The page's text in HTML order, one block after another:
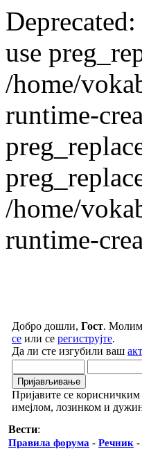
use
/home/
runtime-
/home/
runtime-
Добро дошли, Гост.
се или се региструјте.
Да ли сте изгубили ваш
Пријавите се
имејлом, лозинком и
Вести:
Правила форума - Речник -